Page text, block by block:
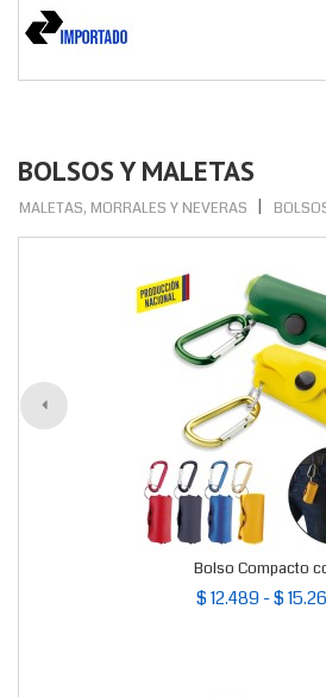
BOLSOS Y MALETAS
MALETAS, MORRALES Y NEVERAS
Bolso Compacto
$ 12.489 - $